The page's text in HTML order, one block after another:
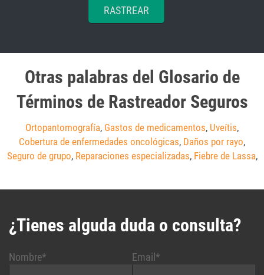
RASTREAR
Otras palabras del Glosario de
Términos de Rastreador Seguros
Ortopantomografía, Gastos de medicamentos, Uveítis,
Cobertura de enfermedades oncológicas, Daños por rayo,
Seguro de grupo, Reparaciones especializadas, Fiebre de Lassa,
¿Tienes alguda duda o consulta?
Nombre* Email*